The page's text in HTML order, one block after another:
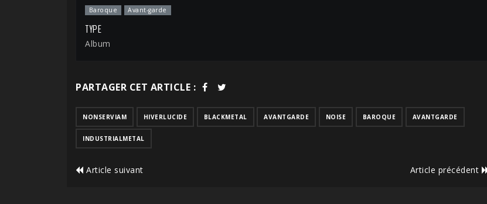
Baroque
Avant-garde
TYPE
Album
PARTAGER CET ARTICLE :
NONSERVIAM HIVERLUCIDE BLACKMETAL AVANTGARDE NOISE BAROQUE AVANTGARDE
INDUSTRIALMETAL
Article suivant Article précédent